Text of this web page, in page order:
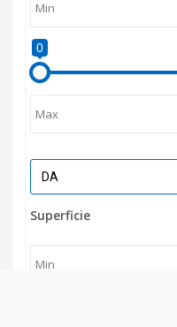
0
DA
Superficie